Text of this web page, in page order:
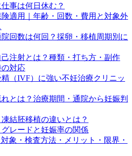
事は何日休む？
適用｜年齢・回数・費用と対象外
回数は何回？採卵・移植周期別に
注射とは？種類・打ち方・副作
の対応
（IVF）に強い不妊治療クリニッ
とは？治療期間・通院から妊娠判
結胚移植の違いとは？
レードと妊娠率の関係
象・検査方法・メリット・限界・